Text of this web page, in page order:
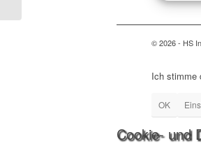
© 2026 - HS
Ich stimme
OK
Cookie- und